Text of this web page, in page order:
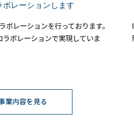
ボレーションします
ボレーションを行っております。
ボレーションで実現していま
業内容を見る